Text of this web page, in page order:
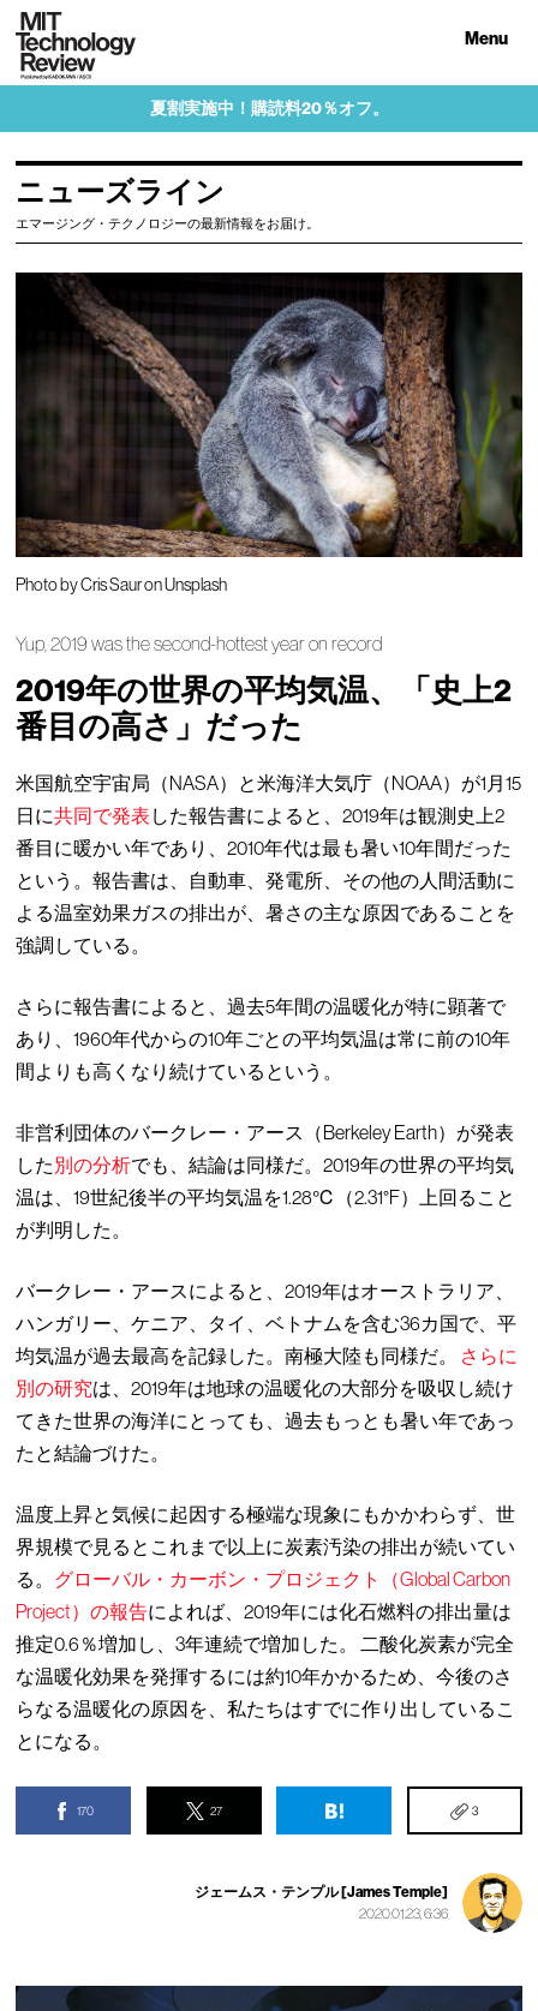
Menu
夏割実施中！購読料20％オフ。
ニューズライン
エマージング・テクノロジーの最新情報をお届け。
Photo by Cris Saur on Unsplash
Yup, 2019 was the second-hottest year on record
2019年の世界の平均気温、「史上2
番目の高さ」だった
米国航空宇宙局（NASA）と米海洋大気庁（NOAA）が1月15
日に共同で発表 した報告書によると、2019年は観測史上2
番目に暖かい年であり、2010年代は最も暑い10年間だった
という。報告書は、自動車、発電所、その他の人間活動に
よる温室効果ガスの排出が、暑さの主な原因であることを
強調している。
さらに報告書によると、過去5年間の温暖化が特に顕著で
あり、1960年代からの10年ごとの平均気温は常に前の10年
間よりも高くなり続けているという。
非営利団体のバークレー・アース（Berkeley Earth）が発表
した 別の分析でも、結論は同様だ。2019年の世界の平均気
温は、19世紀後半の平均気温を1.28℃（2.31°F）上回ること
が判明した。
バークレー・アースによると、2019年はオーストラリア、
ハンガリー、ケニア、タイ、ベトナムを含む36カ国で、平
均気温が過去最高を記録した。南極大陸も同様だ。 さらに
別の研究は、2019年は地球の温暖化の大部分を吸収し続け
てきた世界の海洋にとっても、過去もっとも暑い年であっ
たと結論づけた。
温度上昇と気候に起因する極端な現象にもかかわらず、世
界規模で見るとこれまで以上に炭素汚染の排出が続いてい
る。 グローバル・カーボン・プロジェクト（Global Carbon
Project）の報告によれば、2019年には化石燃料の排出量は
推定0.6％増加し、3年連続で増加した。 二酸化炭素が完全
な温暖化効果を発揮するには約10年かかるため、今後のさ
らなる温暖化の原因を、私たちはすでに作り出しているこ
とになる。
170 27 3
ジェームス・テンプル [James Temple]
2020.01.23, 6:36